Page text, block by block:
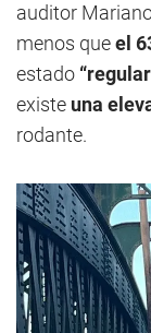
auditor
menos queel
estado
existe una
rodante.